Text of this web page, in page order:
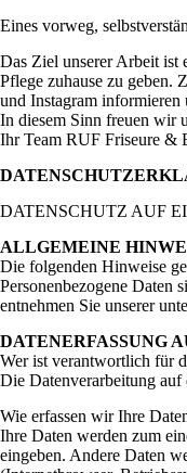
Eines vorweg,
Das Ziel unserer Arbeit ist
Pflege zuhause zu geben.
und Instagram informieren
In diesem Sinn freuen wir
Ihr Team RUF Friseure &
DATENSCHUTZ AUF
ALLGEMEINE
Die folgenden Hinweise
Personenbezogene Daten
entnehmen Sie unserer
DATENERFASSUNG
Wer ist verantwortlich für
Die Datenverarbeitung auf
Wie erfassen wir Ihre
Ihre Daten werden zum
eingeben. Andere Daten